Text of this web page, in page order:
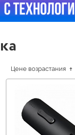
Цене возрастания